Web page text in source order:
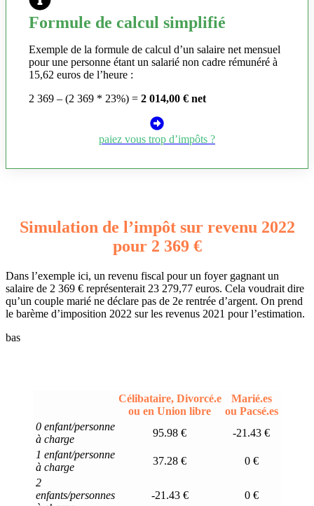
Formule de calcul simplifié
Exemple de la formule de calcul d’un salaire net mensuel
pour une personne étant un salarié non cadre rémunéré à
15,62 euros de l’heure :
2 369 – (2 369 * 23%) = 2 014,00 € net
paiez vous trop d’impôts ?
Simulation de l’impôt sur revenu 2022
pour 2 369 €
Dans l’exemple ici, un revenu fiscal pour un foyer gagnant un
salaire de 2 369 € représenterait 23 279,77 euros. Cela voudrait dire
qu’un couple marié ne déclare pas de 2e rentrée d’argent. On prend
le barème d’imposition 2022 sur les revenus 2021 pour l’estimation.
bas
Célibataire, Divorcé.e
ou en Union libre
Marié.es
ou Pacsé.es
0 enfant/personne
à charge
95.98 €
-21.43 €
1 enfant/personne
à charge
37.28 €
0 €
2
enfants/personnes
-21.43 € 0 €